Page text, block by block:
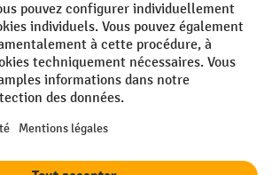
shipping costsand possible delivery charges,
jusqu'à épuisement des stocks. La remise ne
spéciaux. Il n'est pas possible de le combiner
en pourcentage ou bons de réduction. | ² La
une seule fois lors de la première inscription
de réduction est valable pendant 10 jours et